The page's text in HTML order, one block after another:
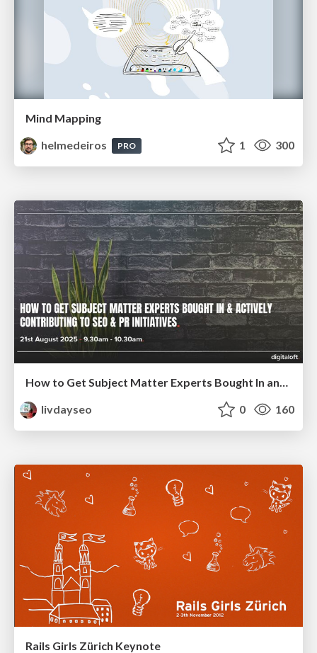
Mind Mapping
helmedeiros
PRO 1 300
livdayseo
0 160
Rails Girls Zürich Keynote